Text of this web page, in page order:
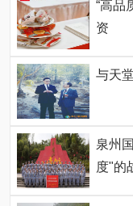
“高品
资
与天
泉州
度"的